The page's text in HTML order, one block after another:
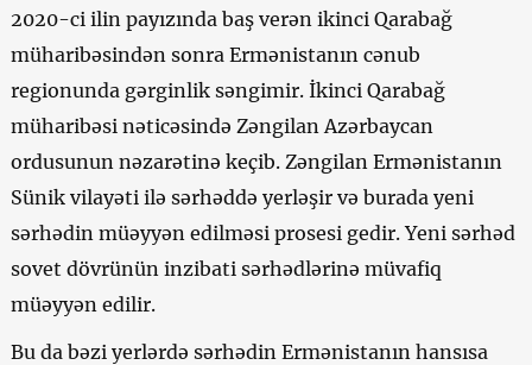
2020-ci ilin payızında baş verən ikinci Qarabağ
müharibəsindən sonra Ermənistanın cənub
regionunda gərginlik səngimir. İkinci Qarabağ
müharibəsi nəticəsində Zəngilan Azərbaycan
ordusunun nəzarətinə keçib. Zəngilan Ermənistanın
Sünik vilayəti ilə sərhəddə yerləşir və burada yeni
sərhədin müəyyən edilməsi prosesi gedir. Yeni sərhəd
sovet dövrünün inzibati sərhədlərinə müvafiq
müəyyən edilir.
Bu da bəzi yerlərdə sərhədin Ermənistanın hansısa